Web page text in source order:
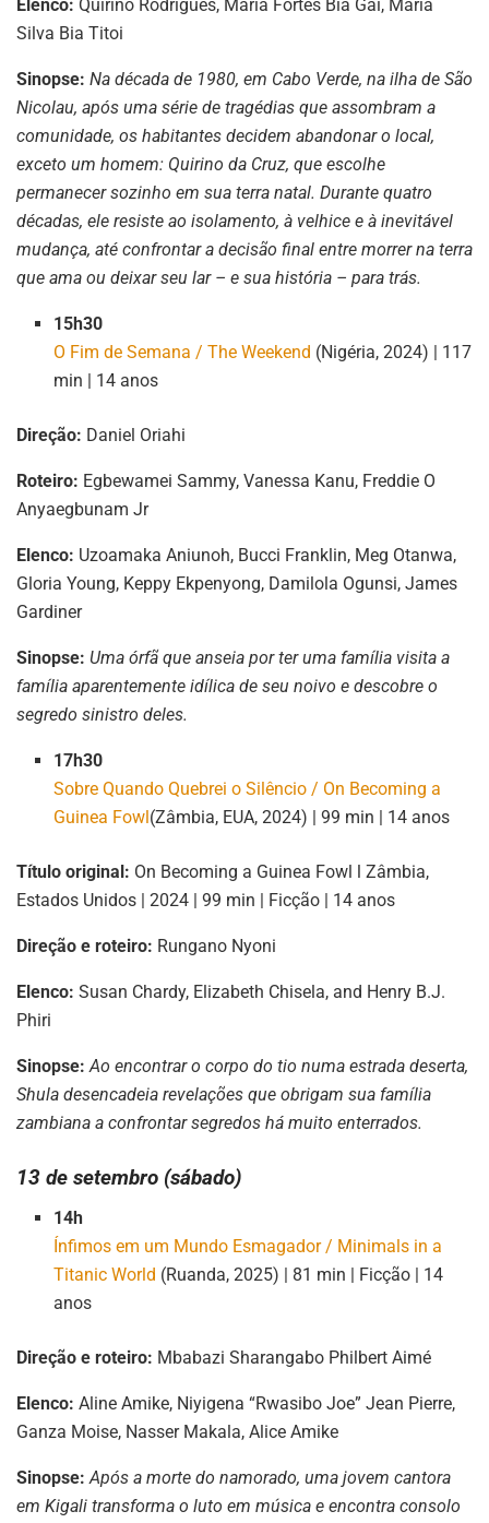
Elenco: Quirino Rodrigues, Maria Fortes Bia Gai, Maria
Silva Bia Titoi
Sinopse: Na década de 1980, em Cabo Verde, na ilha de São
Nicolau, após uma série de tragédias que assombram a
comunidade, os habitantes decidem abandonar o local,
exceto um homem: Quirino da Cruz, que escolhe
permanecer sozinho em sua terra natal. Durante quatro
décadas, ele resiste ao isolamento, à velhice e à inevitável
mudança, até confrontar a decisão final entre morrer na terra
que ama ou deixar seu lar – e sua história – para trás.
15h30
O Fim de Semana / The Weekend (Nigéria, 2024) | 117
min | 14 anos
Direção: Daniel Oriahi
Roteiro: Egbewamei Sammy, Vanessa Kanu, Freddie O
Anyaegbunam Jr
Elenco: Uzoamaka Aniunoh, Bucci Franklin, Meg Otanwa,
Gloria Young, Keppy Ekpenyong, Damilola Ogunsi, James
Gardiner
Sinopse: Uma órfã que anseia por ter uma família visita a
família aparentemente idílica de seu noivo e descobre o
segredo sinistro deles.
17h30
Sobre Quando Quebrei o Silêncio / On Becoming a
Guinea Fowl(Zâmbia, EUA, 2024) | 99 min | 14 anos
Título original: On Becoming a Guinea Fowl l Zâmbia,
Estados Unidos | 2024 | 99 min | Ficção | 14 anos
Direção e roteiro: Rungano Nyoni
Elenco: Susan Chardy, Elizabeth Chisela, and Henry B.J.
Phiri
Sinopse: Ao encontrar o corpo do tio numa estrada deserta,
Shula desencadeia revelações que obrigam sua família
zambiana a confrontar segredos há muito enterrados.
13 de setembro (sábado)
14h
Ínfimos em um Mundo Esmagador / Minimals in a
Titanic World (Ruanda, 2025) | 81 min | Ficção | 14
anos
Direção e roteiro: Mbabazi Sharangabo Philbert Aimé
Elenco: Aline Amike, Niyigena “Rwasibo Joe” Jean Pierre,
Ganza Moise, Nasser Makala, Alice Amike
Sinopse: Após a morte do namorado, uma jovem cantora
em Kigali transforma o luto em música e encontra consolo